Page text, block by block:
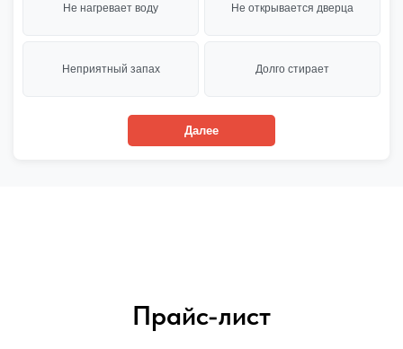
Не нагревает воду Не открывается дверца
Неприятный запах Долго стирает
Далее
Прайс-лист